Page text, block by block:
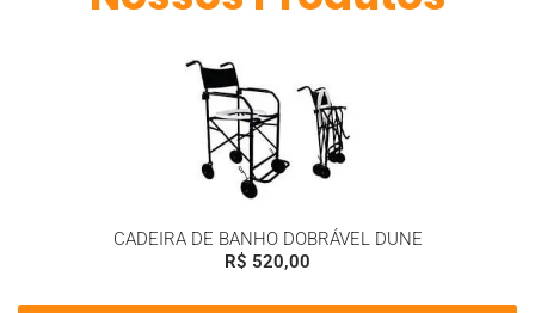
CADEIRA DE BANHO DOBRÁVEL DUNE
R$ 520,00